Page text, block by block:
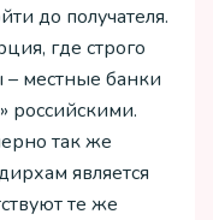
до получателя.
где строго
местные банки
российскими.
так же
является
те же